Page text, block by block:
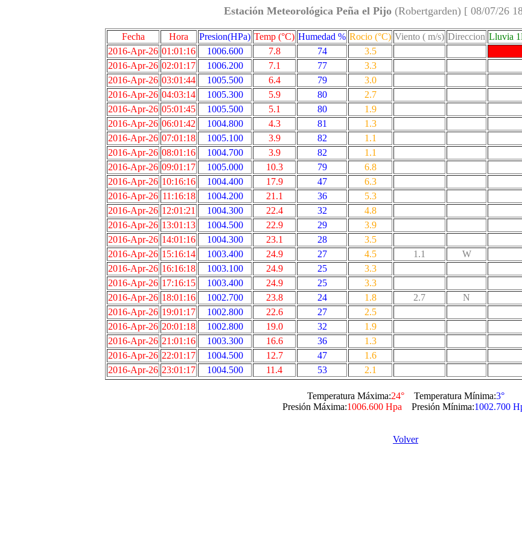
Estación Meteorológica Peña el Pijo (Robertgarden) [ 08/07/26
Fecha Hora Presion(HPa) Temp (°C) Humedad % Rocio (°C) Viento ( m/s) Direccion Lluvia
2016-Apr-26 01:01:16 1006.600 7.8 74 3.5
2016-Apr-26 02:01:17 1006.200 7.1 77 3.3
2016-Apr-26 03:01:44 1005.500 6.4 79 3.0
2016-Apr-26 04:03:14 1005.300 5.9 80 2.7
2016-Apr-26 05:01:45 1005.500 5.1 80 1.9
2016-Apr-26 06:01:42 1004.800 4.3 81 1.3
2016-Apr-26 07:01:18 1005.100 3.9 82 1.1
2016-Apr-26 08:01:16 1004.700 3.9 82 1.1
2016-Apr-26 09:01:17 1005.000 10.3 79 6.8
2016-Apr-26 10:16:16 1004.400 17.9 47 6.3
2016-Apr-26 11:16:18 1004.200 21.1 36 5.3
2016-Apr-26 12:01:21 1004.300 22.4 32 4.8
2016-Apr-26 13:01:13 1004.500 22.9 29 3.9
2016-Apr-26 14:01:16 1004.300 23.1 28 3.5
2016-Apr-26 15:16:14 1003.400 24.9 27 4.5 1.1 W
2016-Apr-26 16:16:18 1003.100 24.9 25 3.3
2016-Apr-26 17:16:15 1003.400 24.9 25 3.3
2016-Apr-26 18:01:16 1002.700 23.8 24 1.8 2.7 N
2016-Apr-26 19:01:17 1002.800 22.6 27 2.5
2016-Apr-26 20:01:18 1002.800 19.0 32 1.9
2016-Apr-26 21:01:16 1003.300 16.6 36 1.3
2016-Apr-26 22:01:17 1004.500 12.7 47 1.6
2016-Apr-26 23:01:17 1004.500 11.4 53 2.1
Temperatura Máxima:24°Temperatura Mínima:3°
Presión Máxima:1006.600 Hpa Presión Mínima:1002.700
Volver